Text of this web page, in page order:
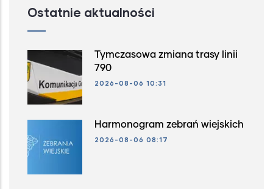
Ostatnie aktualności
Tymczasowa zmiana trasy linii
790
2026-08-06 10:31
Harmonogram zebrań wiejskich
2026-08-06 08:17